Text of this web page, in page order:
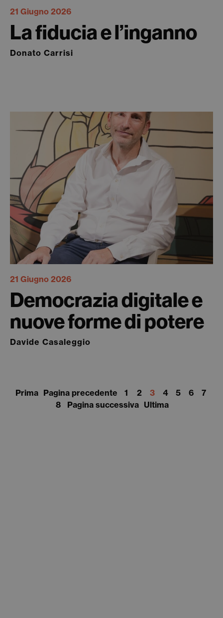
21 Giugno 2026
La fiducia e l’inganno
Donato Carrisi
21 Giugno 2026
Democrazia digitale e
nuove forme di potere
Davide Casaleggio
Prima Pagina precedente 1 2 3 4 5 6
7
8
Pagina successiva Ultima